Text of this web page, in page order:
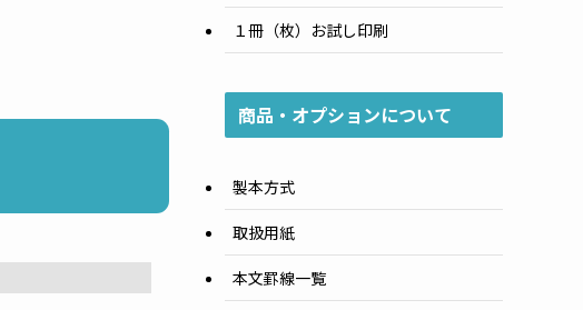
１冊（枚）お試し印刷
商品・オプションについて
製本方式
取扱用紙
本文罫線一覧